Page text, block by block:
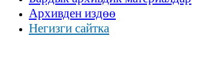
Архивден издөө
Негизги сайтка